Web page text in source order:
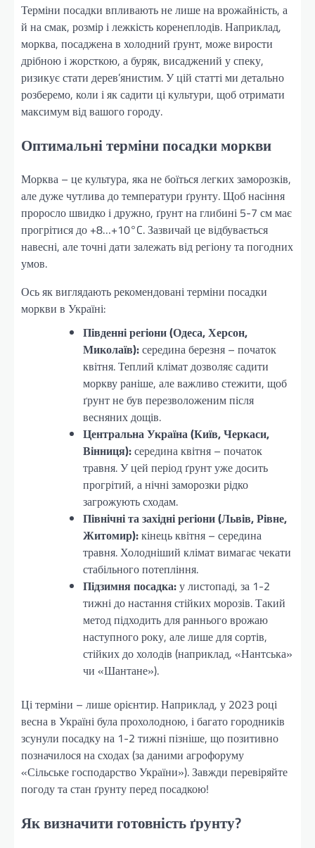
Терміни посадки впливають не лише на врожайність, а
й на смак, розмір і лежкість коренеплодів. Наприклад,
морква, посаджена в холодний ґрунт, може вирости
дрібною і жорсткою, а буряк, висаджений у спеку,
ризикує стати дерев’янистим. У цій статті ми детально
розберемо, коли і як садити ці культури, щоб отримати
максимум від вашого городу.
Оптимальні терміни посадки моркви
Морква – це культура, яка не боїться легких заморозків,
але дуже чутлива до температури ґрунту. Щоб насіння
проросло швидко і дружно, ґрунт на глибині 5-7 см має
прогрітися до +8…+10°C. Зазвичай це відбувається
навесні, але точні дати залежать від регіону та погодних
умов.
Ось як виглядають рекомендовані терміни посадки
моркви в Україні:
Південні регіони (Одеса, Херсон,
Миколаїв):середина березня – початок
квітня. Теплий клімат дозволяє садити
моркву раніше, але важливо стежити, щоб
ґрунт не був перезволоженим після
весняних дощів.
Центральна Україна (Київ, Черкаси,
Вінниця):середина квітня – початок
травня. У цей період ґрунт уже досить
прогрітий, а нічні заморозки рідко
загрожують сходам.
Північні та західні регіони (Львів, Рівне,
Житомир):кінець квітня – середина
травня. Холодніший клімат вимагає чекати
стабільного потепління.
Підзимня посадка:у листопаді, за 1-2
тижні до настання стійких морозів. Такий
метод підходить для раннього врожаю
наступного року, але лише для сортів,
стійких до холодів (наприклад, «Нантська»
чи «Шантане»).
Ці терміни – лише орієнтир. Наприклад, у 2023 році
весна в Україні була прохолодною, і багато городників
зсунули посадку на 1-2 тижні пізніше, що позитивно
позначилося на сходах (за даними агрофоруму
«Сільське господарство України»). Завжди перевіряйте
погоду та стан ґрунту перед посадкою!
Як визначити готовність ґрунту?